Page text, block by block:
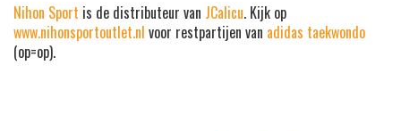
Nihon Sport is de distributeur van JCalicu. Kijk op
www.nihonsportoutlet.nl voor restpartijen van adidas taekwondo
(op=op).